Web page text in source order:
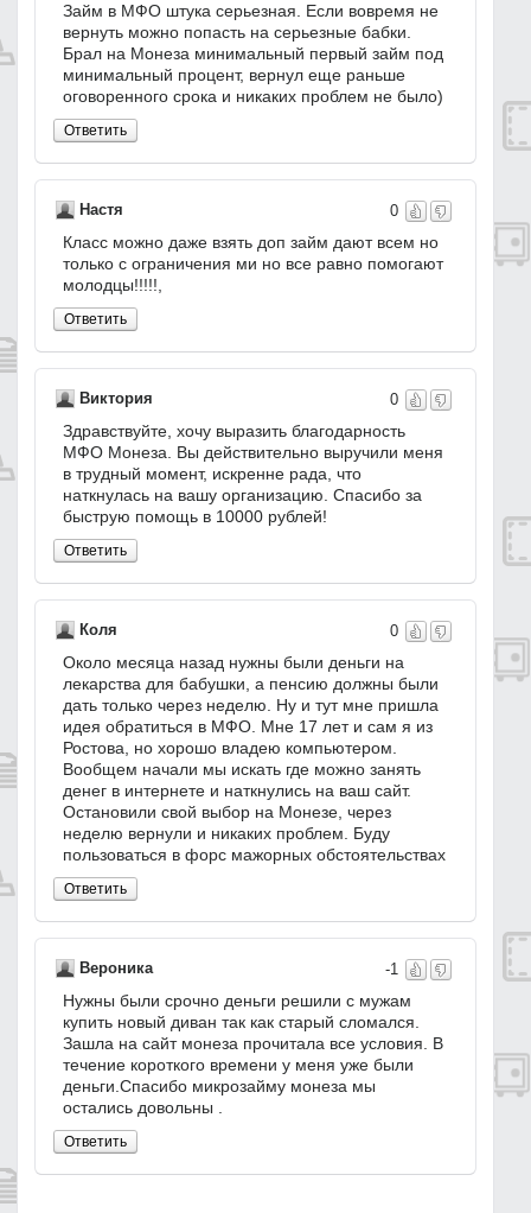
Займ в МФО штука серьезная. Если вовремя не
вернуть можно попасть на серьезные бабки.
Брал на Монеза минимальный первый займ под
минимальный процент, вернул еще раньше
оговоренного срока и никаких проблем не было)
Ответить
0
Настя
Класс можно даже взять доп займ дают всем но
только с ограничения ми но все равно помогают
молодцы!!!!!,
Ответить
0
Виктория
Здравствуйте, хочу выразить благодарность
МФО Монеза. Вы действительно выручили меня
в трудный момент, искренне рада, что
наткнулась на вашу организацию. Спасибо за
быструю помощь в 10000 рублей!
Ответить
0
Коля
Около месяца назад нужны были деньги на
лекарства для бабушки, а пенсию должны были
дать только через неделю. Ну и тут мне пришла
идея обратиться в МФО. Мне 17 лет и сам я из
Ростова, но хорошо владею компьютером.
Вообщем начали мы искать где можно занять
денег в интернете и наткнулись на ваш сайт.
Остановили свой выбор на Монезе, через
неделю вернули и никаких проблем. Буду
пользоваться в форс мажорных обстоятельствах
Ответить
-1
Вероника
Нужны были срочно деньги решили с мужам
купить новый диван так как старый сломался.
Зашла на сайт монеза прочитала все условия. В
течение короткого времени у меня уже были
деньги.Спасибо микрозайму монеза мы
остались довольны .
Ответить